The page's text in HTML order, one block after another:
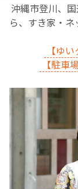
沖縄市登川、
ら、すき家・
【ゆ
【駐車